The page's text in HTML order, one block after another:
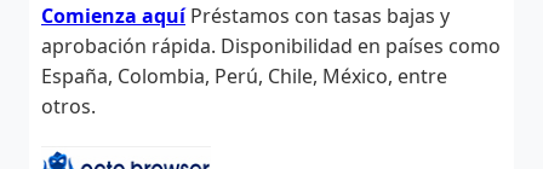
Comienza aquíPréstamos con tasas bajas y
aprobación rápida. Disponibilidad en países como
España, Colombia, Perú, Chile, México, entre
otros.